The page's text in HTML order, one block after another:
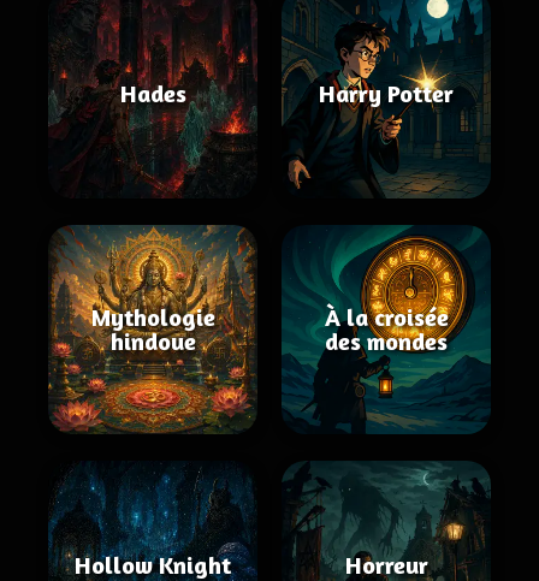
Hades Harry Potter
Mythologie
hindoue
À la croisée
des mondes
Hollow Knight Horreur